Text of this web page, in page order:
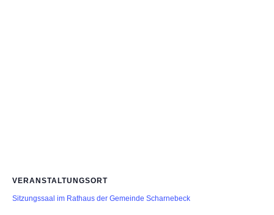
VERANSTALTUNGSORT
Sitzungssaal im Rathaus der Gemeinde Scharnebeck